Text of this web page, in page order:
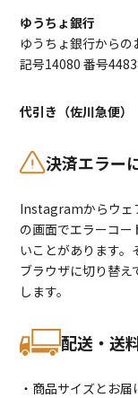
ゆうちょ銀行
ゆうちょ銀行からの
記号14080 番号
代引き（佐川急便）
決済エラー
Instagramからウェ
の画面でエラーコ
いことがあります
ブラウザに切り替
します。
配送・送
・商品サイズとお